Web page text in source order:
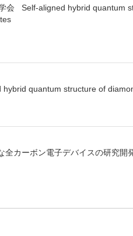
会 Self-aligned hybrid quantum
quantum structure of
カーボン電子デバイスの研究開